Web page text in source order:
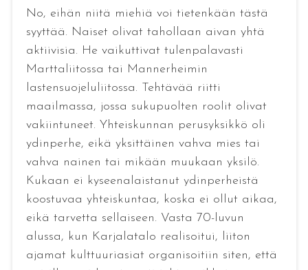
No, eihän niitä miehiä voi tietenkään tästä
syyttää. Naiset olivat tahollaan aivan yhtä
aktiivisia. He vaikuttivat tulenpalavasti
Marttaliitossa tai Mannerheimin
lastensuojeluliitossa. Tehtävää riitti
maailmassa, jossa sukupuolten roolit olivat
vakiintuneet. Yhteiskunnan perusyksikkö oli
ydinperhe, eikä yksittäinen vahva mies tai
vahva nainen tai mikään muukaan yksilö.
Kukaan ei kyseenalaistanut ydinperheistä
koostuvaa yhteiskuntaa, koska ei ollut aikaa,
eikä tarvetta sellaiseen. Vasta 70-luvun
alussa, kun Karjalatalo realisoitui, liiton
ajamat kulttuuriasiat organisoitiin siten, että